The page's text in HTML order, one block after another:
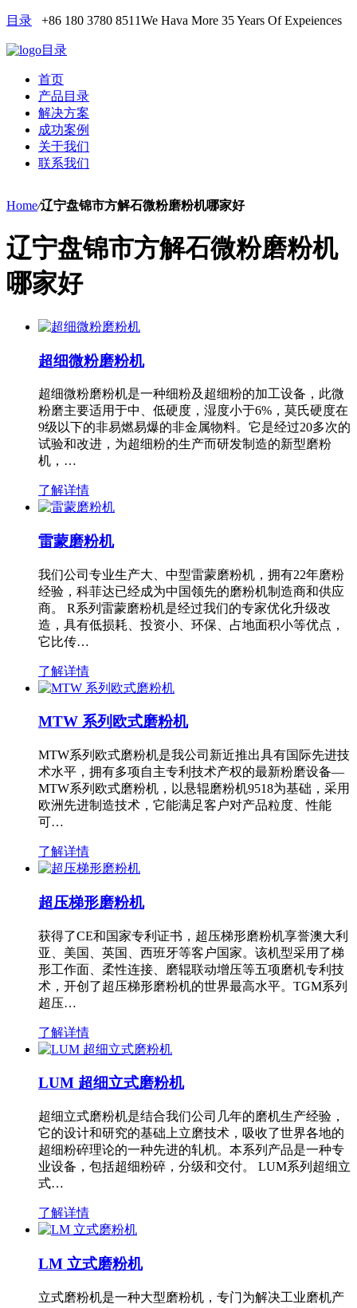
目录 +86 180 3780 8511We Hava More 35 Years Of Expeiences
目录
首页
产品目录
解决方案
成功案例
关于我们
联系我们
Home/辽宁盘锦市方解石微粉磨粉机哪家好
辽宁盘锦市方解石微粉磨粉机
哪家好
超细微粉磨粉机
超细微粉磨粉机是一种细粉及超细粉的加工设备，此微
粉磨主要适用于中、低硬度，湿度小于6%，莫氏硬度在
9级以下的非易燃易爆的非金属物料。它是经过20多次的
试验和改进，为超细粉的生产而研发制造的新型磨粉
机，…
了解详情
雷蒙磨粉机
我们公司专业生产大、中型雷蒙磨粉机，拥有22年磨粉
经验，科菲达已经成为中国领先的磨粉机制造商和供应
商。 R系列雷蒙磨粉机是经过我们的专家优化升级改
造，具有低损耗、投资小、环保、占地面积小等优点，
它比传…
了解详情
MTW 系列欧式磨粉机
MTW系列欧式磨粉机是我公司新近推出具有国际先进技
术水平，拥有多项自主专利技术产权的最新粉磨设备—
MTW系列欧式磨粉机，以悬辊磨粉机9518为基础，采用
欧洲先进制造技术，它能满足客户对产品粒度、性能
可…
了解详情
超压梯形磨粉机
获得了CE和国家专利证书，超压梯形磨粉机享誉澳大利
亚、美国、英国、西班牙等客户国家。该机型采用了梯
形工作面、柔性连接、磨辊联动增压等五项磨机专利技
术，开创了超压梯形磨粉机的世界最高水平。TGM系列
超压…
了解详情
LUM 超细立式磨粉机
超细立式磨粉机是结合我们公司几年的磨机生产经验，
它的设计和研究的基础上立磨技术，吸收了世界各地的
超细粉碎理论的一种先进的轧机。本系列产品是一种专
业设备，包括超细粉碎，分级和交付。 LUM系列超细立
式…
了解详情
LM 立式磨粉机
立式磨粉机是一种大型磨粉机，专门为解决工业磨机产